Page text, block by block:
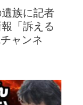
遺族に記者
「訴える
ャンネ